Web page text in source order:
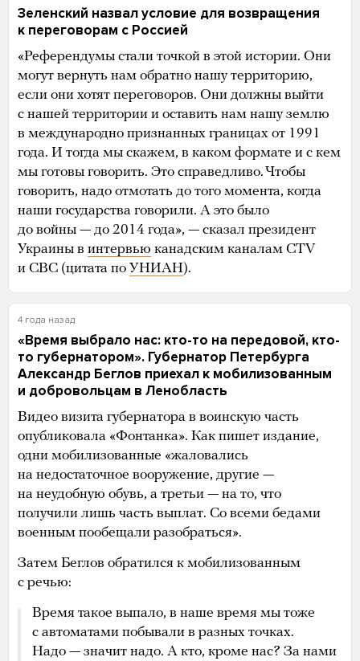
Зеленский назвал условие для возвращения
к переговорам с Россией
«Референдумы стали точкой в этой истории. Они
могут вернуть нам обратно нашу территорию,
если они хотят переговоров. Они должны выйти
с нашей территории и оставить нам нашу землю
в международно признанных границах от 1991
года. И тогда мы скажем, в каком формате и с кем
мы готовы говорить. Это справедливо. Чтобы
говорить, надо отмотать до того момента, когда
наши государства говорили. А это было
до войны — до 2014 года», — сказал президент
Украины в интервью канадским каналам CTV
и CBC (цитата по УНИАН).
4 года назад
«Время выбрало нас: кто-то на передовой, кто-
то губернатором». Губернатор Петербурга
Александр Беглов приехал к мобилизованным
и добровольцам в Ленобласть
Видео визита губернатора в воинскую часть
опубликовала «Фонтанка». Как пишет издание,
одни мобилизованные «жаловались
на недостаточное вооружение, другие —
на неудобную обувь, а третьи — на то, что
получили лишь часть выплат. Со всеми бедами
военным пообещали разобраться».
Затем Беглов обратился к мобилизованным
с речью:
Время такое выпало, в наше время мы тоже
с автоматами побывали в разных точках.
Надо — значит надо. А кто, кроме нас? За нами